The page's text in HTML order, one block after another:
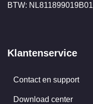
BTW: NL811899019B01
Klantenservice
Contact en support
Download center